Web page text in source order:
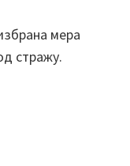
мера
стражу.